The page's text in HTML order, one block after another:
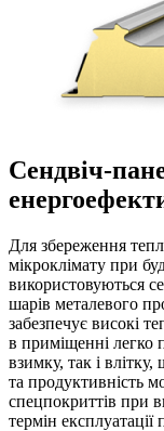
Сендвіч-
Для збереження
мікроклімату при
використовуються
шарів металевого
забезпечує високі
в приміщенні легко
взимку, так і
та продуктивність
спецпокриттів при
термін